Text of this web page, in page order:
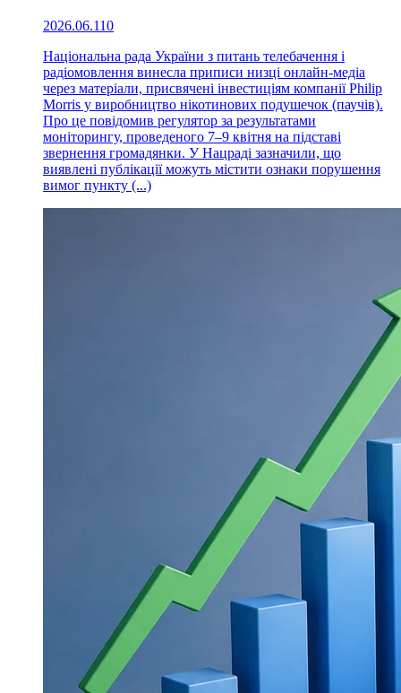
2026.06.110
Національна рада України з питань телебачення і
радіомовлення винесла приписи низці онлайн-медіа
через матеріали, присвячені інвестиціям компанії Philip
Morris у виробництво нікотинових подушечок (паучів).
Про це повідомив регулятор за результатами
моніторингу, проведеного 7–9 квітня на підставі
звернення громадянки. У Нацраді зазначили, що
виявлені публікації можуть містити ознаки порушення
вимог пункту (...)